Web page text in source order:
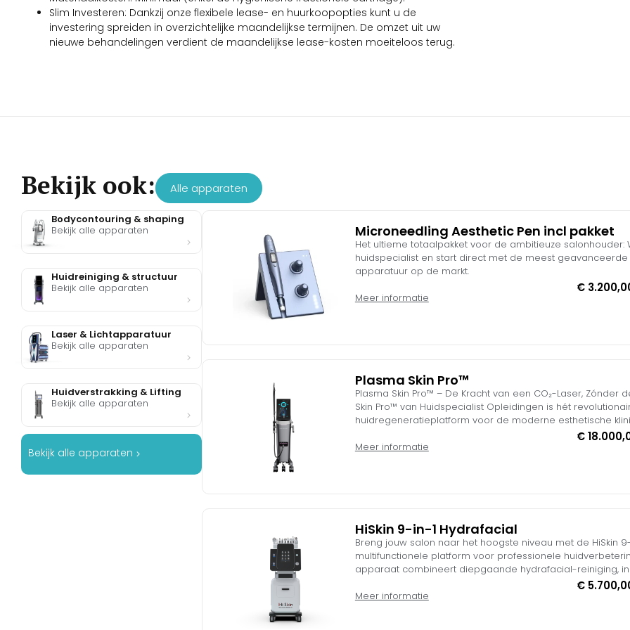
Slim Investeren: Dankzij onze flexibele lease- en huurkoopopties kunt u de
investering spreiden in overzichtelijke maandelijkse termijnen. De omzet uit uw
nieuwe behandelingen verdient de maandelijkse lease-kosten moeiteloos terug.
Bekijk ook: Alle apparaten
Bodycontouring & shaping
Bekijk alle apparaten
Huidreiniging & structuur
Bekijk alle apparaten
Laser & Lichtapparatuur
Bekijk alle apparaten
Huidverstrakking & Lifting
Bekijk alle apparaten
Bekijk alle apparaten
Microneedling Aesthetic Pen incl pakket
Het ultieme totaalpakket voor de ambitieuze
huidspecialist en start direct met de meest
apparatuur op de markt.
Met dit exclusieve All-in-One Microneedling Startpakket
vliegende start in jouw salon. Je combineert een officieel
Meer informatie
€
Plasma Skin Pro™
Plasma Skin Pro™ – De Kracht van een CO₂-Laser, Zónder
Skin Pro™ van Huidspecialist Opleidingen is hét
huidregeneratieplatform voor de moderne esthetische
schoonheidssalon. Door gebruik te maken van
plasma-energie (2450 MHz) stimuleert het systeem
Meer informatie
€
HiSkin 9-in-1 Hydrafacial
Breng jouw salon naar het hoogste niveau met de HiSkin
multifunctionele platform voor professionele
apparaat combineert diepgaande hydrafacial-reiniging,
zuurstoftherapie (Mousse Bubbles), krachtige anti-aging
in één stijlvol systeem.
Meer informatie
€